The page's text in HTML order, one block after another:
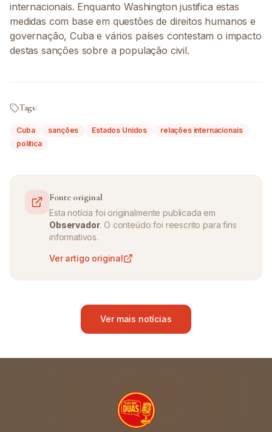
internacionais. Enquanto Washington justifica estas
medidas com base em questões de direitos humanos e
governação, Cuba e vários países contestam o impacto
destas sanções sobre a população civil.
Tags:
Cuba sanções Estados Unidos
relações internacionais
política
Fonte original
Esta notícia foi originalmente publicada em
Observador. O conteúdo foi reescrito para fins
informativos.
Ver artigo original
Ver mais notícias